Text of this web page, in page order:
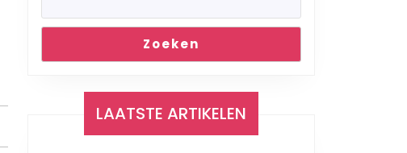
Zoeken
LAATSTE ARTIKELEN